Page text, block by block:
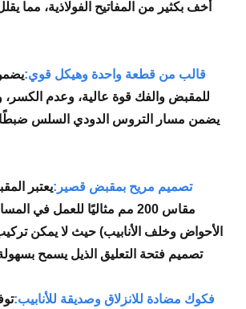
أخف بكثير من المفاتيح الفولاذية، مما
قالب من قطعة واحدة وهيكل قوي:
للمقبض والفك قوة عالية، وعدم
يضمن مسار التروس الدودي السلس ضبطًا
تصميم مريح بمقبض قصير:يعتبر
مقاس 200 مم مثاليًا للعمل في
الأحواض وخلف الأنابيب) حيث لا يمكن
تصميم فتحة التعليق الذيل يسمح
فكوك مضادة للانزلاق وصديقة للأنابيب: